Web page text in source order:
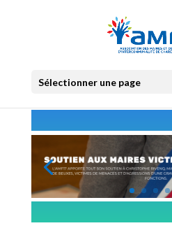
Sélectionner une page